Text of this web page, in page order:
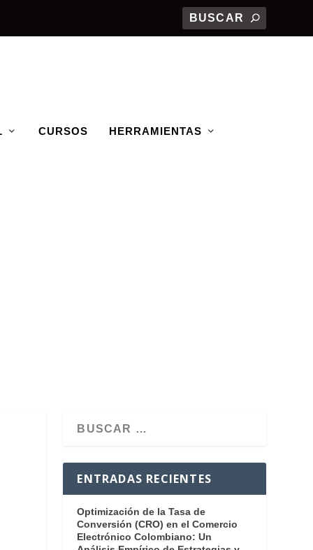
CURSOS HERRAMIENTAS
ENTRADAS RECIENTES
Optimización de la Tasa de
Conversión (CRO) en el Comercio
Electrónico Colombiano: Un